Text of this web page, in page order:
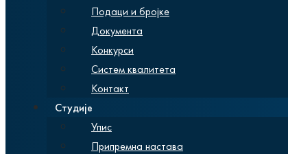
Подаци и бројке
Документа
Конкурси
Систем квалитета
Контакт
Студије
Упис
Припремна настава